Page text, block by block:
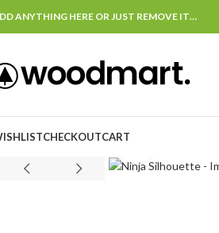
ANYTHING HERE OR JUST REMOVE IT…
CHECKOUTCART